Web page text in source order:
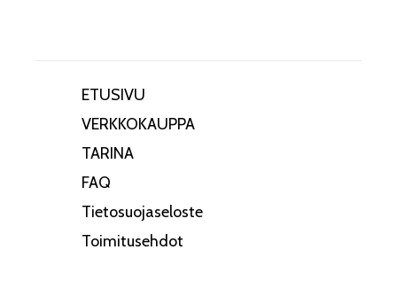
ETUSIVU
VERKKOKAUPPA
TARINA
FAQ
Tietosuojaseloste
Toimitusehdot